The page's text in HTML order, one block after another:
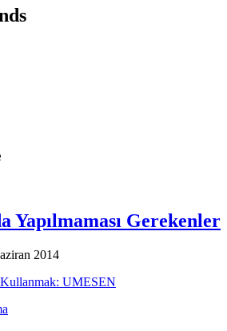
Yapılmaması Gerekenler
2014